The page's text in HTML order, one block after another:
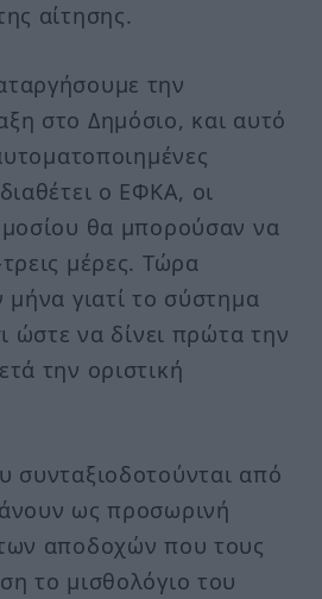
αίτησης.
την
στο Δημόσιο, και αυτό
ο ΕΦΚΑ, οι
θα μπορούσαν να
μέρες. Τώρα
μήνα γιατί το σύστημα
ώστε να δίνει πρώτα την
την οριστική
συνταξιοδοτούνται από
ως προσωρινή
αποδοχών που τους
το μισθολόγιο του